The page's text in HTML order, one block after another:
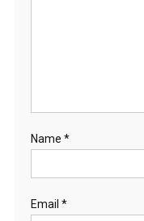
Name *
Email *